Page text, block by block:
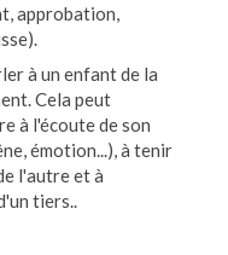
approbation,
à un enfant de la
Cela peut
à l'écoute de son
émotion...), à tenir
l'autre et à
tiers..